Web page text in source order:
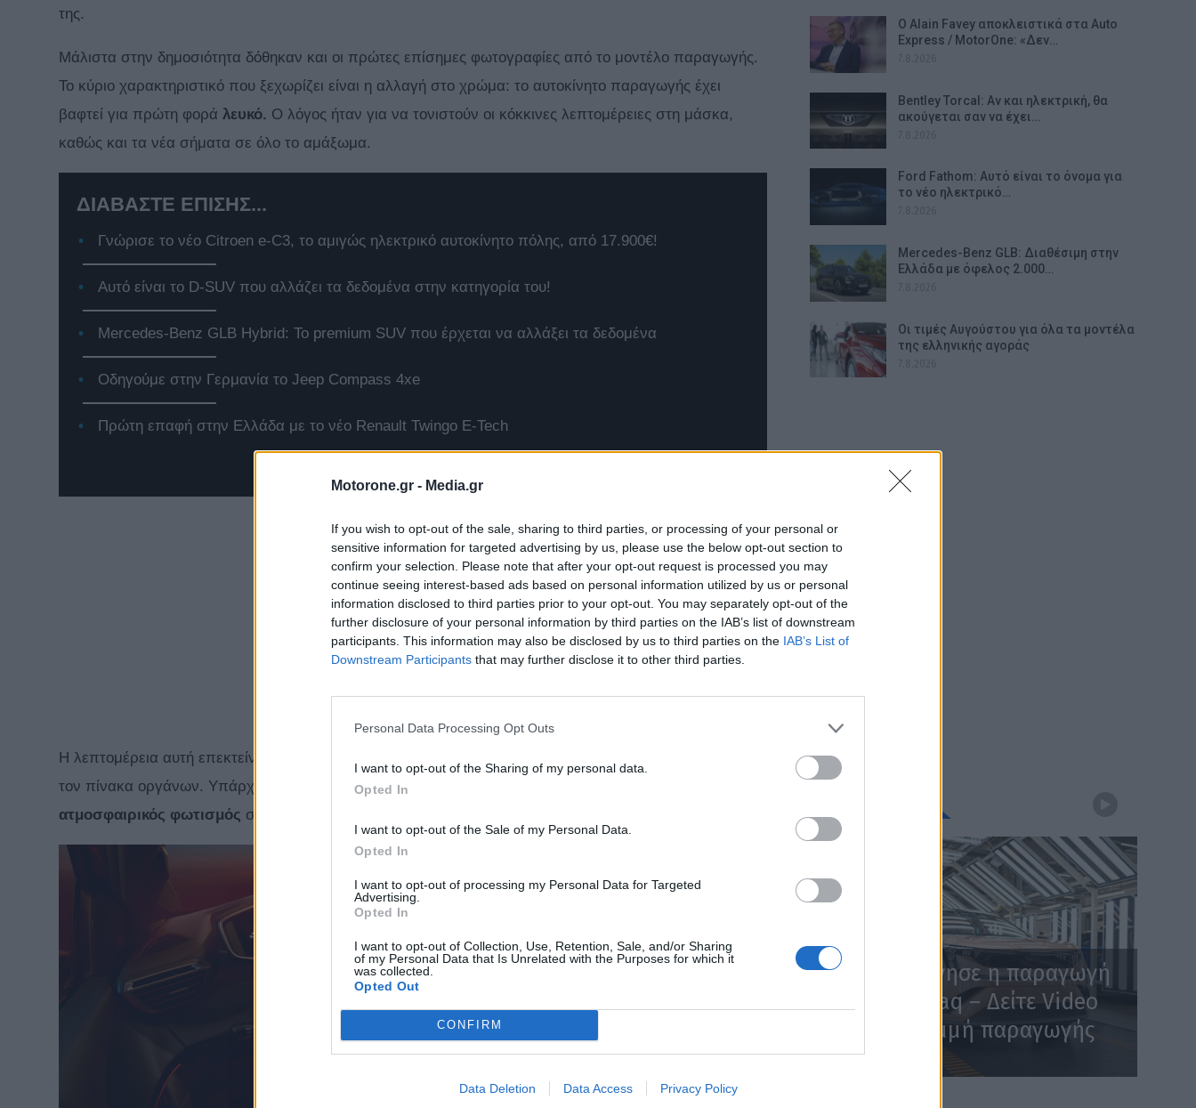
Motorone.gr - Media.gr
If you wish to opt-out of the sale, sharing to third parties, or processing of your personal or
sensitive information for targeted advertising by us, please use the below opt-out section to
confirm your selection. Please note that after your opt-out request is processed you may
continue seeing interest-based ads based on personal information utilized by us or personal
information disclosed to third parties prior to your opt-out. You may separately opt-out of the
further disclosure of your personal information by third parties on the IAB’s list of downstream
participants. This information may also be disclosed by us to third parties on the IAB’s List of
Downstream Participants that may further disclose it to other third parties.
Personal Data Processing Opt Outs
I want to opt-out of the Sharing of my personal data.
Opted In
I want to opt-out of the Sale of my Personal Data.
Opted In
I want to opt-out of processing my Personal Data for Targeted
Advertising.
Opted In
I want to opt-out of Collection, Use, Retention, Sale, and/or Sharing
of my Personal Data that Is Unrelated with the Purposes for which it
was collected.
Opted Out
CONFIRM
Data Deletion Data Access Privacy Policy
της.
Mάλιστα στην δημοσιότητα δόθηκαν και οι πρώτες επίσημες φωτογραφίες από το μοντέλο παραγωγής.
Το κύριο χαρακτηριστικό που ξεχωρίζει είναι η αλλαγή στο χρώμα: το αυτοκίνητο παραγωγής έχει
βαφτεί για πρώτη φορά λευκό. Ο λόγος ήταν για να τονιστούν οι κόκκινες λεπτομέρειες στη μάσκα,
καθώς και τα νέα σήματα σε όλο το αμάξωμα.
ΔΙΑΒΑΣΤΕ ΕΠΙΣΗΣ...
Γνώρισε το νέο Citroen e-C3, το αμιγώς ηλεκτρικό αυτοκίνητο πόλης, από 17.900€!
Αυτό είναι το D-SUV που αλλάζει τα δεδομένα στην κατηγορία του!
Mercedes-Benz GLB Hybrid: Το premium SUV που έρχεται να αλλάξει τα δεδομένα
Οδηγούμε στην Γερμανία το Jeep Compass 4xe
Πρώτη επαφή στην Ελλάδα με το νέο Renault Twingo E-Tech
Η λεπτομέρεια αυτή επεκτείνεται και στο εσωτερικό με κόκκινες πινελιές στα καθίσματα, το τιμόνι και
τον πίνακα οργάνων. Υπάρχει επίσης τιμόνι με επένδυση από
ατμοσφαιρικός φωτισμός στο ταμπλό.
Ο Alain Favey αποκλειστικά στα Auto
Express / MotorOne: «Δεν…
Bentley Torcal: Αν και ηλεκτρική, θα
ακούγεται σαν να έχει…
Ford Fathom: Αυτό είναι το όνομα για
το νέο ηλεκτρικό…
Mercedes-Benz GLB: Διαθέσιμη στην
Ελλάδα με όφελος 2.000…
Οι τιμές Αυγούστου για όλα τα μοντέλα
της ελληνικής αγοράς
Skoda: Ξεκίνησε η παραγωγή
του νέου Peaq – Δείτε Video
από τη γραμμή παραγωγής
WEB TV